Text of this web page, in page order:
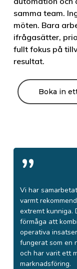
samma team.
möten. Bara
ifrågasätter,
fullt fokus på
resultat.
Boka in
”
Vi har
varmt
extremt kunniga.
förmåga att
operativa
fungerat som en
och har varit ett
marknadsföring.